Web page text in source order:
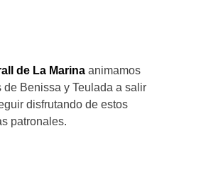
de La Marina animamos
de Benissa y Teulada a salir
disfrutando de estos
patronales.